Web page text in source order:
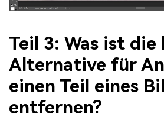
Teil 3: Was ist die
Alternative für
einen Teil eines
entfernen?